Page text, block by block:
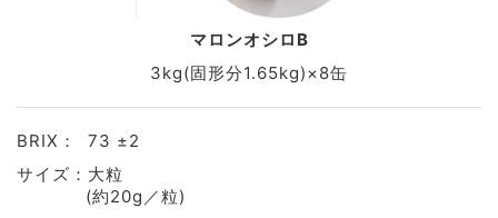
マロンオシロB
3kg(固形分1.65kg)×8缶
BRIX： 73 ±2
サイズ：大粒
(約20g／粒)